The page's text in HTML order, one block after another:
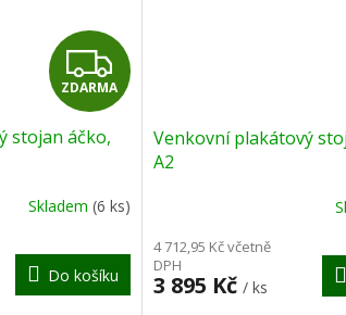
Z
D
R
M
A
ZDARMA
stojan áčko,
Skladem (6 ks)
Do košíku
Venkovní plakátový
A2
4 712,95 Kč včetně
DPH
3 895 Kč / ks